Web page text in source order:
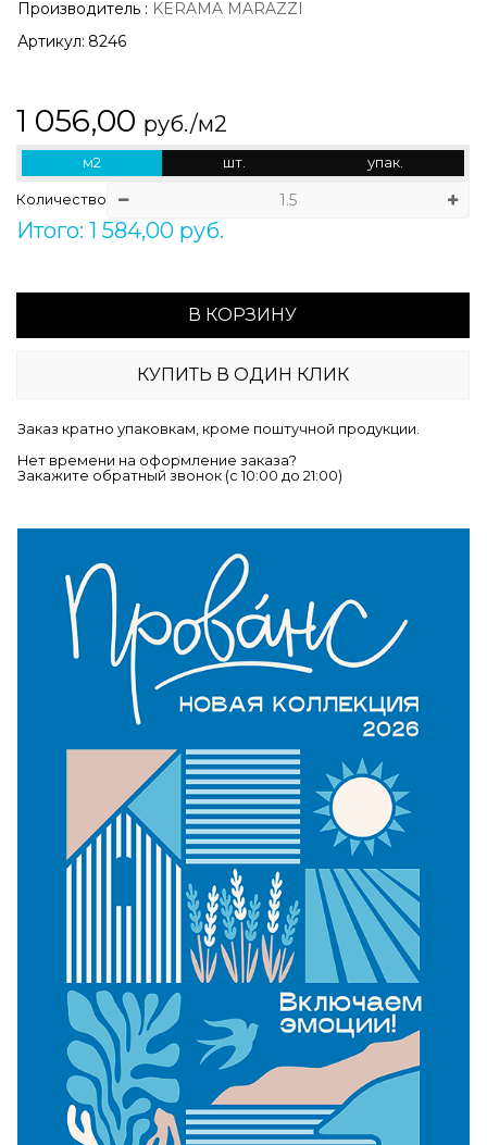
Производитель : KERAMA MARAZZI
Артикул: 8246
1 056,00 руб./м2
м2 шт. упак.
Количество
Итого: 1 584,00 руб.
В КОРЗИНУ
КУПИТЬ В ОДИН КЛИК
Заказ кратно упаковкам, кроме поштучной продукции.
Нет времени на оформление заказа?
Закажите обратный звонок (c 10:00 до 21:00)